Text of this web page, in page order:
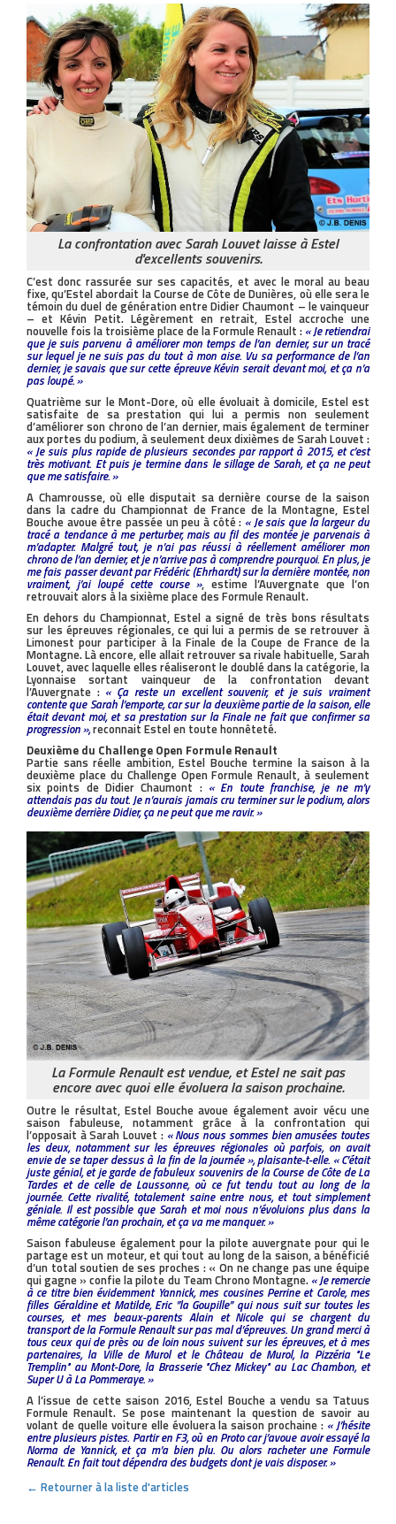
La confrontation avec Sarah Louvet laisse à Estel
d'excellents souvenirs.
C’est donc rassurée sur ses capacités, et avec le moral au beau
fixe, qu’Estel abordait la Course de Côte de Dunières, où elle sera le
témoin du duel de génération entre Didier Chaumont – le vainqueur
– et Kévin Petit. Légèrement en retrait, Estel accroche une
nouvelle fois la troisième place de la Formule Renault : « Je retiendrai
que je suis parvenu à améliorer mon temps de l’an dernier, sur un tracé
sur lequel je ne suis pas du tout à mon aise. Vu sa performance de l’an
dernier, je savais que sur cette épreuve Kévin serait devant moi, et ça n’a
pas loupé. »
Quatrième sur le Mont-Dore, où elle évoluait à domicile, Estel est
satisfaite de sa prestation qui lui a permis non seulement
d’améliorer son chrono de l’an dernier, mais également de terminer
aux portes du podium, à seulement deux dixièmes de Sarah Louvet :
« Je suis plus rapide de plusieurs secondes par rapport à 2015, et c’est
très motivant. Et puis je termine dans le sillage de Sarah, et ça ne peut
que me satisfaire. »
A Chamrousse, où elle disputait sa dernière course de la saison
dans la cadre du Championnat de France de la Montagne, Estel
Bouche avoue être passée un peu à côté : « Je sais que la largeur du
tracé a tendance à me perturber, mais au fil des montée je parvenais à
m’adapter. Malgré tout, je n’ai pas réussi à réellement améliorer mon
chrono de l’an dernier, et je n’arrive pas à comprendre pourquoi. En plus, je
me fais passer devant par Frédéric (Ehrhardt) sur la dernière montée, non
vraiment, j’ai loupé cette course », estime l’Auvergnate que l’on
retrouvait alors à la sixième place des Formule Renault.
En dehors du Championnat, Estel a signé de très bons résultats
sur les épreuves régionales, ce qui lui a permis de se retrouver à
Limonest pour participer à la Finale de la Coupe de France de la
Montagne. Là encore, elle allait retrouver sa rivale habituelle, Sarah
Louvet, avec laquelle elles réaliseront le doublé dans la catégorie, la
Lyonnaise sortant vainqueur de la confrontation devant
l’Auvergnate : « Ça reste un excellent souvenir, et je suis vraiment
contente que Sarah l’emporte, car sur la deuxième partie de la saison, elle
était devant moi, et sa prestation sur la Finale ne fait que confirmer sa
progression »,reconnait Estel en toute honnêteté.
Deuxième du Challenge Open Formule Renault
Partie sans réelle ambition, Estel Bouche termine la saison à la
deuxième place du Challenge Open Formule Renault, à seulement
six points de Didier Chaumont : « En toute franchise, je ne m’y
attendais pas du tout. Je n’aurais jamais cru terminer sur le podium, alors
deuxième derrière Didier, ça ne peut que me ravir. »
La Formule Renault est vendue, et Estel ne sait pas
encore avec quoi elle évoluera la saison prochaine.
Outre le résultat, Estel Bouche avoue également avoir vécu une
saison fabuleuse, notamment grâce à la confrontation qui
l’opposait à Sarah Louvet : « Nous nous sommes bien amusées toutes
les deux, notamment sur les épreuves régionales où parfois, on avait
envie de se taper dessus à la fin de la journée », plaisante-t-elle. « C’était
juste génial, et je garde de fabuleux souvenirs de la Course de Côte de La
Tardes et de celle de Laussonne, où ce fut tendu tout au long de la
journée. Cette rivalité, totalement saine entre nous, et tout simplement
géniale. Il est possible que Sarah et moi nous n’évoluions plus dans la
même catégorie l’an prochain, et ça va me manquer. »
Saison fabuleuse également pour la pilote auvergnate pour qui le
partage est un moteur, et qui tout au long de la saison, a bénéficié
d’un total soutien de ses proches : « On ne change pas une équipe
qui gagne » confie la pilote du Team Chrono Montagne. « Je remercie
à ce titre bien évidemment Yannick, mes cousines Perrine et Carole, mes
filles Géraldine et Matilde, Eric ’’la Goupille’’ qui nous suit sur toutes les
courses, et mes beaux-parents Alain et Nicole qui se chargent du
transport de la Formule Renault sur pas mal d’épreuves. Un grand merci à
tous ceux qui de près ou de loin nous suivent sur les épreuves, et à mes
partenaires, la Ville de Murol et le Château de Murol, la Pizzéria "Le
Tremplin" au Mont-Dore, la Brasserie "Chez Mickey" au Lac Chambon, et
Super U à La Pommeraye. »
A l’issue de cette saison 2016, Estel Bouche a vendu sa Tatuus
Formule Renault. Se pose maintenant la question de savoir au
volant de quelle voiture elle évoluera la saison prochaine : « J’hésite
entre plusieurs pistes. Partir en F3, où en Proto car j’avoue avoir essayé la
Norma de Yannick, et ça m’a bien plu. Ou alors racheter une Formule
Renault. En fait tout dépendra des budgets dont je vais disposer. »
← Retourner à la liste d'articles